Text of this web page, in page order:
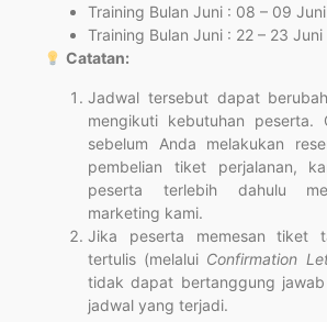
Training Bulan Juni : 08 – 09
Training Bulan Juni : 22 – 23
Catatan:
Jadwal tersebut dapat
mengikuti kebutuhan peserta.
sebelum Anda melakukan
pembelian tiket perjalanan,
peserta terlebih dahulu
marketing kami.
Jika peserta memesan tiket
tertulis (melalui Confirmation
tidak dapat bertanggung
jadwal yang terjadi.